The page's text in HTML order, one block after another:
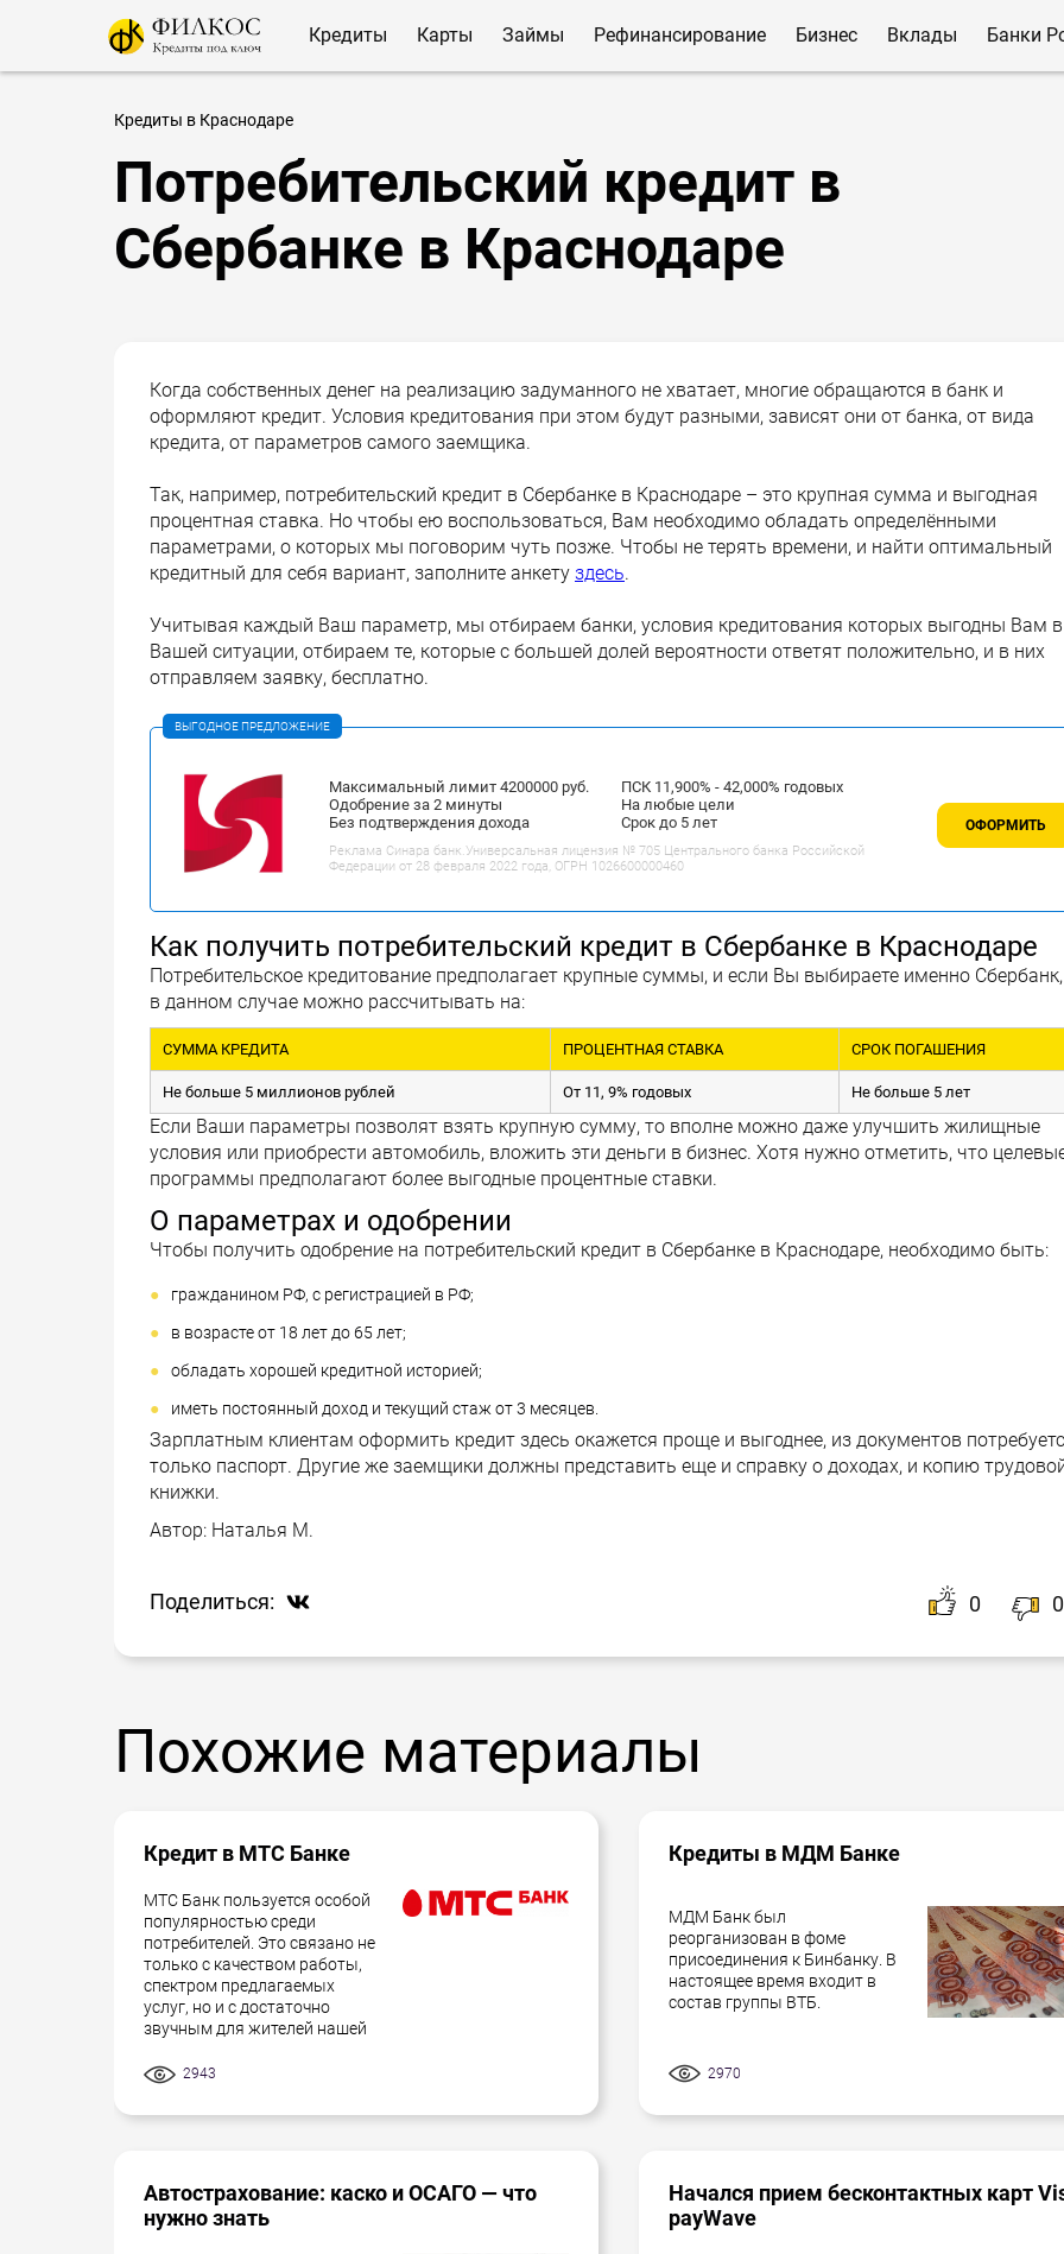
Кредиты Карты Займы Рефинансирование Бизнес Вклады Банки
Кредиты в Краснодаре
Потребительский кредит в
Сбербанке в Краснодаре
Когда собственных денег на реализацию задуманного не хватает, многие обращаются в банк и
оформляют кредит. Условия кредитования при этом будут разными, зависят они от банка, от вида
кредита, от параметров самого заемщика.
Так, например, потребительский кредит в Сбербанке в Краснодаре – это крупная сумма и выгодная
процентная ставка. Но чтобы ею воспользоваться, Вам необходимо обладать определёнными
параметрами, о которых мы поговорим чуть позже. Чтобы не терять времени, и найти оптимальный
кредитный для себя вариант, заполните анкету здесь.
Учитывая каждый Ваш параметр, мы отбираем банки, условия кредитования которых выгодны Вам в
Вашей ситуации, отбираем те, которые с большей долей вероятности ответят положительно, и в них
отправляем заявку, бесплатно.
ВЫГОДНОЕ ПРЕДЛОЖЕНИЕ
Максимальный лимит 4200000 руб.
Одобрение за 2 минуты
Без подтверждения дохода
ПСК 11,900% - 42,000% годовых
На любые цели
Срок до 5 лет
Реклама Синара банк.Универсальная лицензия № 705 Центрального банка Российской
Федерации от 28 февраля 2022 года, ОГРН 1026600000460
ОФОРМИТЬ
Как получить потребительский кредит в Сбербанке в Краснодаре
Потребительское кредитование предполагает крупные суммы, и если Вы выбираете именно
в данном случае можно рассчитывать на:
СУММА КРЕДИТА ПРОЦЕНТНАЯ СТАВКА СРОК ПОГАШЕНИЯ
Не больше 5 миллионов рублей От 11, 9% годовых Не больше 5 лет
Если Ваши параметры позволят взять крупную сумму, то вполне можно даже улучшить жилищные
условия или приобрести автомобиль, вложить эти деньги в бизнес. Хотя нужно отметить, что
программы предполагают более выгодные процентные ставки.
О параметрах и одобрении
Чтобы получить одобрение на потребительский кредит в Сбербанке в Краснодаре, необходимо быть:
гражданином РФ, с регистрацией в РФ;
в возрасте от 18 лет до 65 лет;
обладать хорошей кредитной историей;
иметь постоянный доход и текущий стаж от 3 месяцев.
Зарплатным клиентам оформить кредит здесь окажется проще и выгоднее, из документов
только паспорт. Другие же заемщики должны представить еще и справку о доходах, и копию
книжки.
Автор: Наталья М.
Поделиться: 0 0
Похожие материалы
Кредит в МТС Банке
МТС Банк пользуется особой
популярностью среди
потребителей. Это связано не
только с качеством работы,
спектром предлагаемых
услуг, но и с достаточно
звучным для жителей нашей
2943
Кредиты в МДМ Банке
МДМ Банк был
реорганизован в фоме
присоединения к Бинбанку. В
настоящее время входит в
состав группы ВТБ.
2970
Автострахование: каско и ОСАГО — что
нужно знать
Начался прием бесконтактных карт
payWave